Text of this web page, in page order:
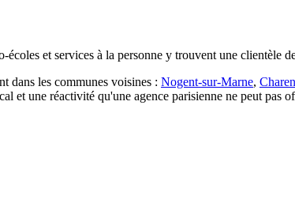
et services à la personne y trouvent une clientèle
dans les communes voisines : Nogent-sur-Marne,
et une réactivité qu'une agence parisienne ne peut pas